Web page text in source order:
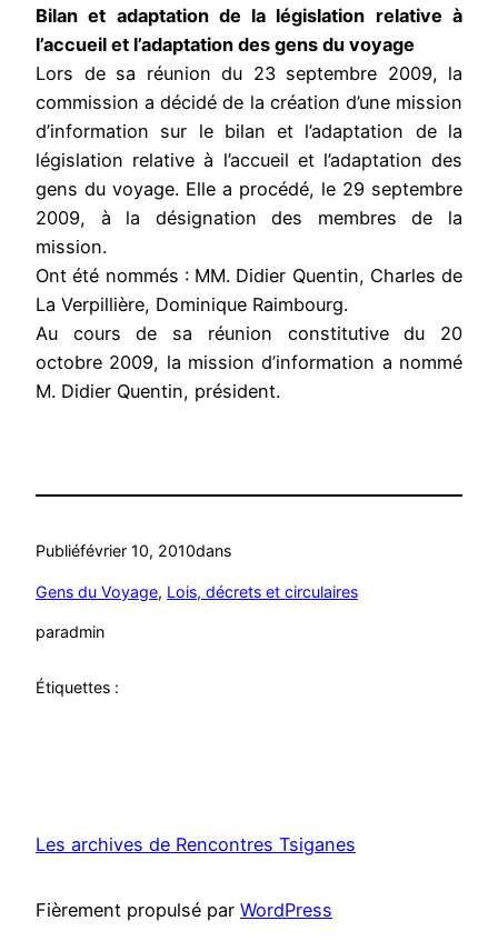
Bilan et adaptation de la législation relative à
l’accueil et l’adaptation des gens du voyage
Lors de sa réunion du 23 septembre 2009, la
commission a décidé de la création d’une mission
d’information sur le bilan et l’adaptation de la
législation relative à l’accueil et l’adaptation des
gens du voyage. Elle a procédé, le 29 septembre
2009, à la désignation des membres de la
mission.
Ont été nommés : MM. Didier Quentin, Charles de
La Verpillière, Dominique Raimbourg.
Au cours de sa réunion constitutive du 20
octobre 2009, la mission d’information a nommé
M. Didier Quentin, président.
Publiéfévrier 10, 2010dans
Gens du Voyage, Lois, décrets et circulaires
paradmin
Étiquettes :
Les archives de Rencontres Tsiganes
Fièrement propulsé par WordPress